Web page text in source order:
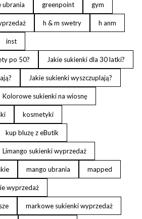
ubrania greenpoint gym
h & m swetry h anm
inst
po 50? Jakie sukienki dla 30 latki?
Jakie sukienki wyszczuplają?
Kolorowe sukienki na wiosnę
kosmetyki
kup bluzę z eButik
Limango sukienki wyprzedaż
mango ubrania mapped
wyprzedaż
markowe sukienki wyprzedaż